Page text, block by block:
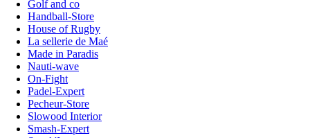
Golf and co
Handball-Store
House of Rugby
La sellerie de Maé
Made in Paradis
Nauti-wave
On-Fight
Padel-Expert
Pecheur-Store
Slowood Interior
Smash-Expert